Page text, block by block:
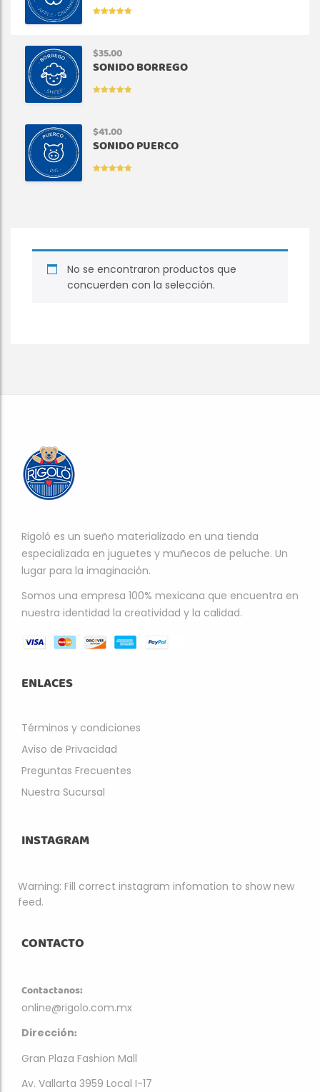
$35.00
SONIDO BORREGO
$41.00
SONIDO PUERCO
No se encontraron productos que
concuerden con la selección.
Rigoló es un sueño materializado en una tienda
especializada en juguetes y muñecos de peluche. Un
lugar para la imaginación.
Somos una empresa 100% mexicana que encuentra en
nuestra identidad la creatividad y la calidad.
ENLACES
Términos y condiciones
Aviso de Privacidad
Preguntas Frecuentes
Nuestra Sucursal
INSTAGRAM
Warning: Fill correct instagram infomation to show new
feed.
CONTACTO
Contactanos:
online@rigolo.com.mx
Dirección:
Gran Plaza Fashion Mall
Av. Vallarta 3959 Local I-17